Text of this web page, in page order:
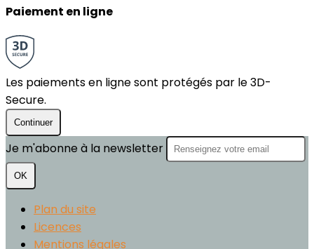
Paiement en ligne
Les paiements en ligne sont protégés par le 3D-
Secure.
Continuer
Je m'abonne à la newsletter
OK
Plan du site
Licences
Mentions légales